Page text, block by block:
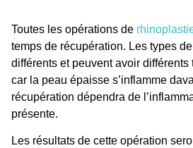
Toutes les opérations de
temps de récupération. Les types
différents et peuvent avoir différents
car la peau épaisse s’inflamme
récupération dépendra de
présente.
Les résultats de cette opération